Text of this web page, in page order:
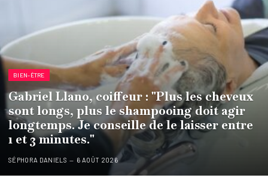
BIEN-ÊTRE
Gabriel Llano, coiffeur : "Plus les cheveux
sont longs, plus le shampooing doit agir
longtemps. Je conseille de le laisser entre
1 et 3 minutes."
SÉPHORA DANIELS 6 AOÛT 2026